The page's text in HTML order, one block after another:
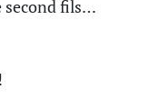
second fils…